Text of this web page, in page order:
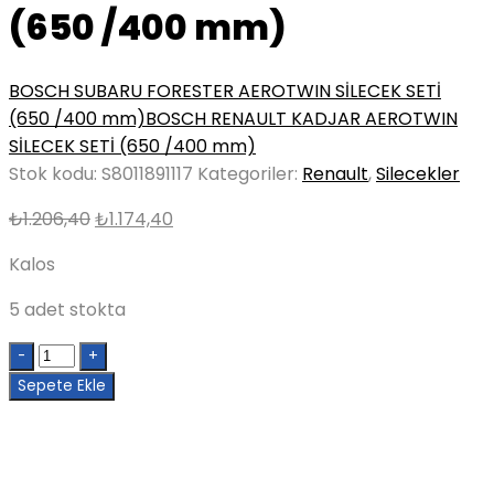
(650 /400 mm)
BOSCH SUBARU FORESTER AEROTWIN SİLECEK SETİ
(650 /400 mm)BOSCH RENAULT KADJAR AEROTWIN
SİLECEK SETİ (650 /400 mm)
Stok kodu: S8011891117 Kategoriler: Renault,Silecekler
₺1.206,40Orijinal
₺1.174,40
Kalos
5 adet stokta
Quantity
Sepete Ekle